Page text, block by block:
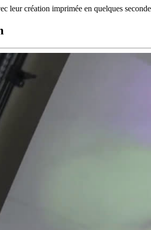
leur création imprimée en quelques